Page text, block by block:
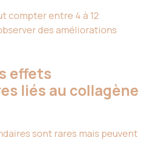
compter entre 4 à 12
des améliorations
effets
liés au collagène
sont rares mais peuvent